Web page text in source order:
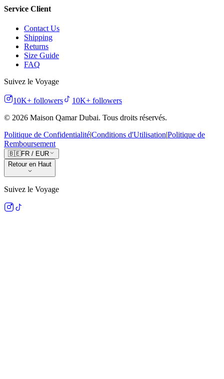
Service Client
Contact Us
Shipping
Returns
Size Guide
FAQ
Suivez le Voyage
10K+ followers 10K+ followers
© 2026 Maison Qamar Dubai. Tous droits réservés.
Politique de Confidentialité|Conditions d'Utilisation|Politique de
Remboursement
🇧🇪FR / EUR
Retour en Haut
Suivez le Voyage